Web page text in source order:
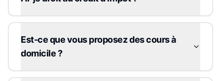
Est-ce que vous proposez des cours à
domicile ?